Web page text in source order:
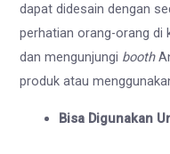
dapat didesain dengan
perhatian orang-orang di
dan mengunjungi booth
produk atau
Bisa Digunakan